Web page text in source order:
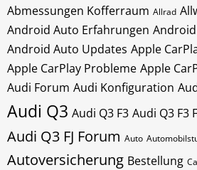
Abmessungen Kofferraum Allrad
Android Auto Erfahrungen
Android Auto Updates Apple
Apple CarPlay Probleme Apple
Audi Forum Audi Konfiguration
Audi Q3 Audi Q3 F3 Audi Q3 F3
Audi Q3 FJ Forum Auto
Autoversicherung Bestellung